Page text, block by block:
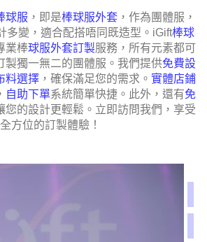
球服 ，即是棒球服外套 ，作為團體服，
多變，適合配搭唔同既造型。iGift棒球
業棒球服外套訂製服務，所有元素都可
製獨一無二的團體服。我們提供免費設
料選擇 ，確保滿足您的需求。 實體店鋪
自助下單系統簡單快捷。此外，還有免
您的設計更輕鬆。立即訪問我們，享受
全方位的訂製體驗！